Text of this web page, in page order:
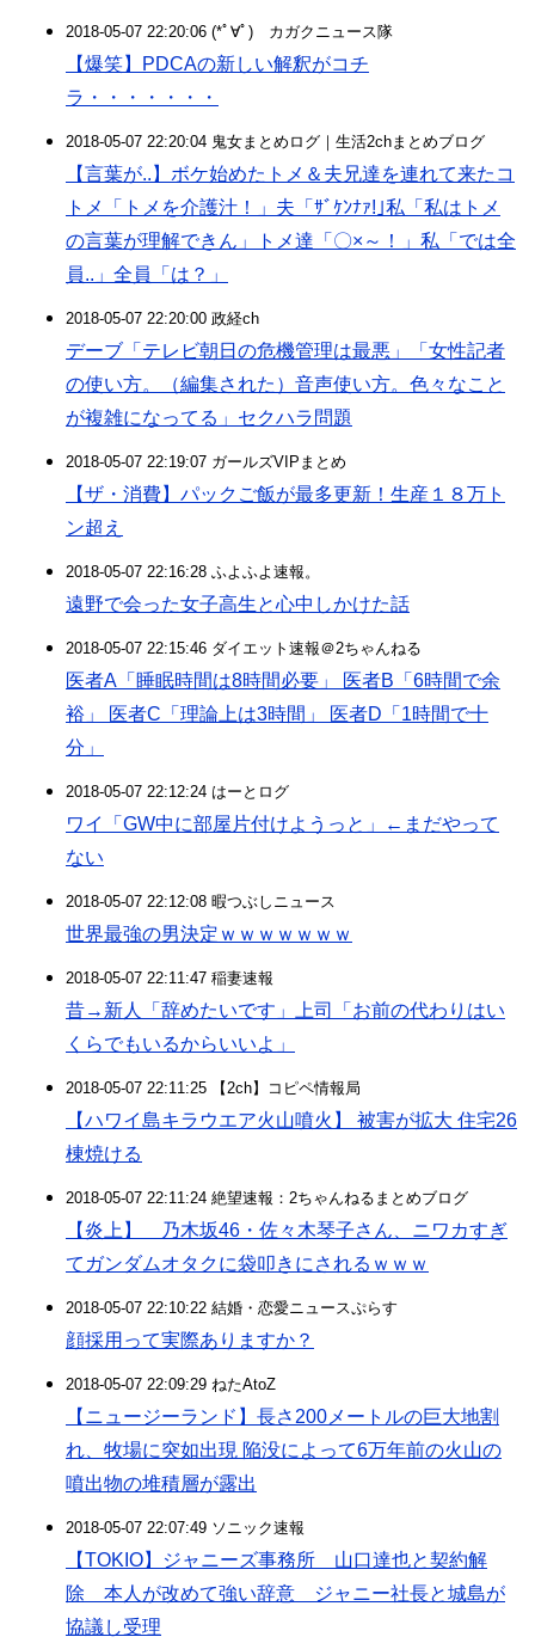
2018-05-07 22:20:06 (*ﾟ∀ﾟ)ゞカガクニュース隊
【爆笑】PDCAの新しい解釈がコチ
ラ・・・・・・・
2018-05-07 22:20:04 鬼女まとめログ｜生活2chまとめブログ
【言葉が..】ボケ始めたトメ＆夫兄達を連れて来たコ
トメ「トメを介護汁！」夫「ｻﾞｹﾝﾅｧ!｣私「私はトメ
の言葉が理解できん」トメ達「〇×～！」私「では全
員..」全員「は？」
2018-05-07 22:20:00 政経ch
デーブ「テレビ朝日の危機管理は最悪」「女性記者
の使い方。（編集された）音声使い方。色々なこと
が複雑になってる」セクハラ問題
2018-05-07 22:19:07 ガールズVIPまとめ
【ザ・消費】パックご飯が最多更新！生産１８万ト
ン超え
2018-05-07 22:16:28 ふよふよ速報。
遠野で会った女子高生と心中しかけた話
2018-05-07 22:15:46 ダイエット速報＠2ちゃんねる
医者A「睡眠時間は8時間必要」 医者B「6時間で余
裕」 医者C「理論上は3時間」 医者D「1時間で十
分」
2018-05-07 22:12:24 はーとログ
ワイ「GW中に部屋片付けようっと」←まだやって
ない
2018-05-07 22:12:08 暇つぶしニュース
世界最強の男決定ｗｗｗｗｗｗｗ
2018-05-07 22:11:47 稲妻速報
昔→新人「辞めたいです」上司「お前の代わりはい
くらでもいるからいいよ」
2018-05-07 22:11:25 【2ch】コピペ情報局
【ハワイ島キラウエア火山噴火】 被害が拡大 住宅26
棟焼ける
2018-05-07 22:11:24 絶望速報：2ちゃんねるまとめブログ
【炎上】 乃木坂46・佐々木琴子さん、ニワカすぎ
てガンダムオタクに袋叩きにされるｗｗｗ
2018-05-07 22:10:22 結婚・恋愛ニュースぷらす
顔採用って実際ありますか？
2018-05-07 22:09:29 ねたAtoZ
【ニュージーランド】長さ200メートルの巨大地割
れ、牧場に突如出現 陥没によって6万年前の火山の
噴出物の堆積層が露出
2018-05-07 22:07:49 ソニック速報
【TOKIO】ジャニーズ事務所 山口達也と契約解
除 本人が改めて強い辞意 ジャニー社長と城島が
協議し受理